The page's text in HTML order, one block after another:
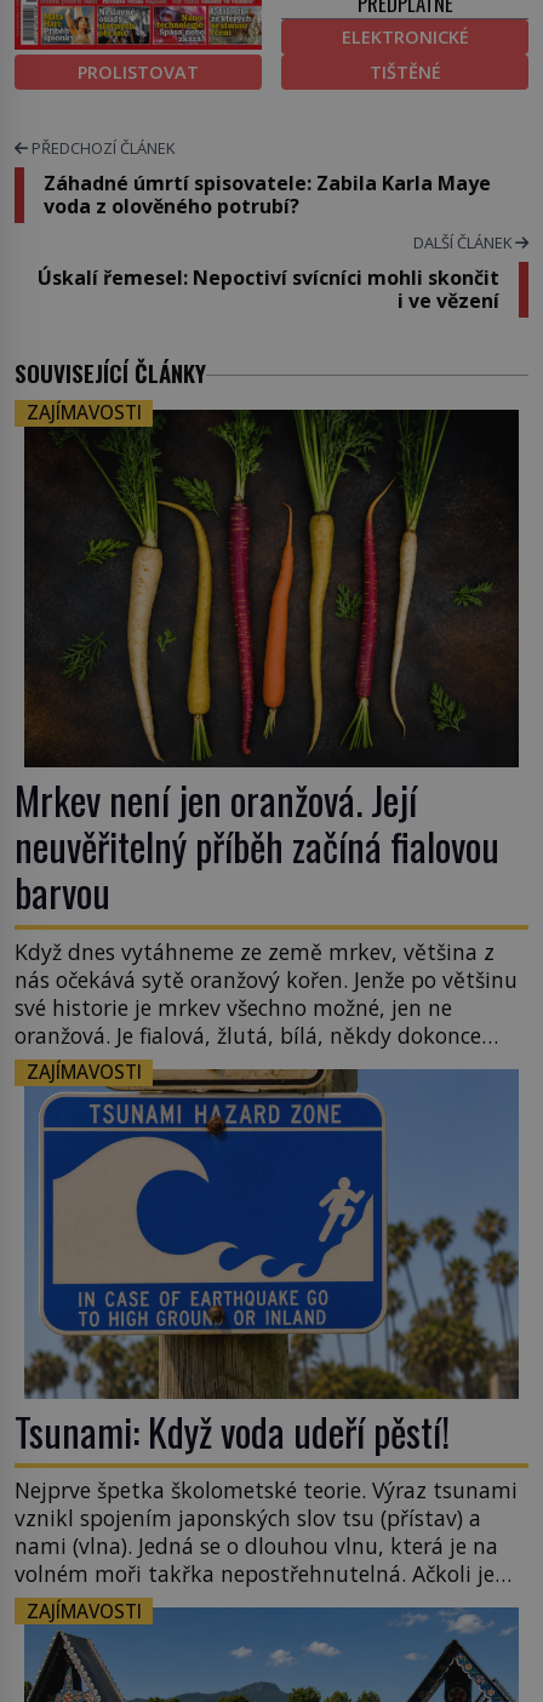
PROLISTOVAT
ELEKTRONICKÉ
TIŠTĚNÉ
PŘEDCHOZÍ ČLÁNEK
Záhadné úmrtí spisovatele: Zabila Karla Maye
voda z olověného potrubí?
DALŠÍ ČLÁNEK
Úskalí řemesel: Nepoctiví svícníci mohli skončit
i ve vězení
SOUVISEJÍCÍ ČLÁNKY
ZAJÍMAVOSTI
Mrkev není jen oranžová. Její
neuvěřitelný příběh začíná fialovou
barvou
Když dnes vytáhneme ze země mrkev, většina z
nás očekává sytě oranžový kořen. Jenže po většinu
své historie je mrkev všechno možné, jen ne
oranžová. Je fialová, žlutá, bílá, někdy dokonce
téměř černá. Až díky stovkám let pečlivého
šlechtění se z ní stává zelenina, bez které si českou
zahradu ani nedokážeme představit. Její příběh je
ZAJÍMAVOSTI
Tsunami: Když voda udeří pěstí!
Nejprve špetka školometské teorie. Výraz tsunami
vznikl spojením japonských slov tsu (přístav) a
nami (vlna). Jedná se o dlouhou vlnu, která je na
volném moři takřka nepostřehnutelná. Ačkoli je
vlnová délka tsunami i 300 kilometrů, výška vlny
na volném moři je maximálně 1,5 metru. Máme se
podobné obří vlny obávat i v Evropě? Vznik
tsunami si […]
ZAJÍMAVOSTI